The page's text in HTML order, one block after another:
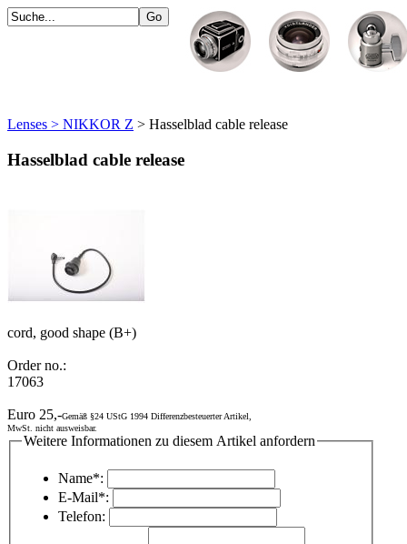
Lenses > NIKKOR Z > Hasselblad cable release
Hasselblad cable release
cord, good shape (B+)
Order no.:
17063
Euro 25,-Gemäß §24 UStG 1994 Differenzbesteuerter Artikel,
MwSt. nicht ausweisbar.
Weitere Informationen zu diesem Artikel anfordern
Name*:
E-Mail*:
Telefon: